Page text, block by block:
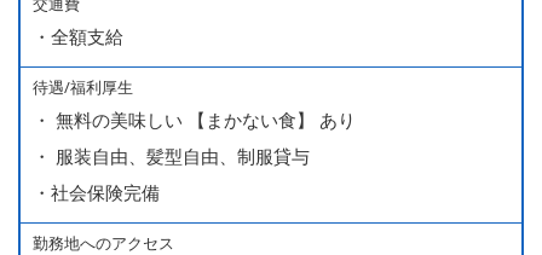
分・10万円）を含んでいます。
■ 昇給（随時）
■ 賞与 年２回（夏・秋）約１ヶ月分
■ インセンティブ制度（月額約4万円～20万円）
＊店長・料理長候補・統括店長・統括料理長候補の場合
・全額支給
待遇/福利厚生
・ 無料の美味しい 【まかない食】 あり
・ 服装自由、髪型自由、制服貸与
・社会保険完備
勤務地へのアクセス